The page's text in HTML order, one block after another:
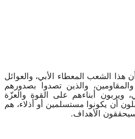
الشعب المعطاء الأبي، والعوائل
والذين تصدوا بصدورهم
ويربون أبناءهم على القوة والعزّة
أن يكونوا مستسلمين أو أذلاء، هم
الأهداف.